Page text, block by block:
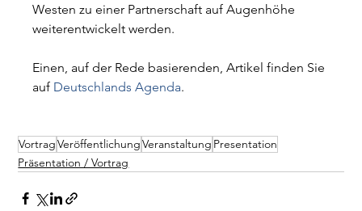
Westen zu einer Partnerschaft auf Augenhöhe
weiterentwickelt werden.
Einen, auf der Rede basierenden, Artikel finden Sie
auf Deutschlands Agenda.
VortragVeröffentlichungVeranstaltung Presentation
Präsentation / Vortrag